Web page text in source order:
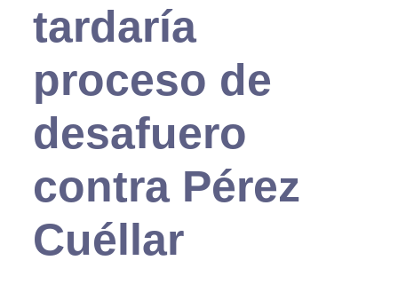
tardaría
proceso de
desafuero
contra Pérez
Cuéllar